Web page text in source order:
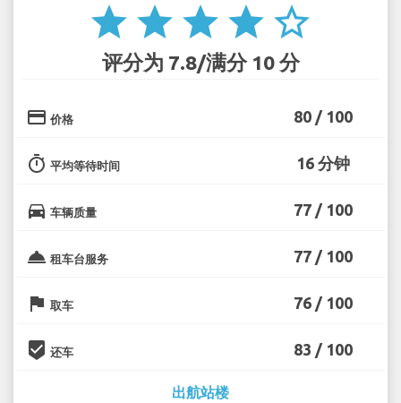
star star star star star_border
评分为 7.8/满分 10 分
credit_card 价格 80 / 100
timer 平均等待时间 16 分钟
directions_car 车辆质量 77 / 100
room_service 租车台服务 77 / 100
flag 取车 76 / 100
beenhere 还车 83 / 100
出航站楼